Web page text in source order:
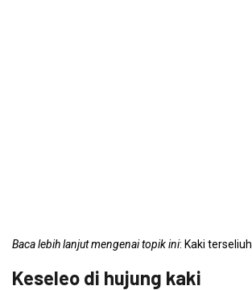
Baca lebih lanjut mengenai topik ini: Kaki terseliuh
Keseleo di hujung kaki